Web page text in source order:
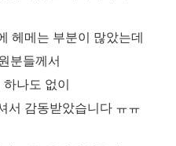
헤메는 부분이 많았는데
분들께서
나도 없이
서 감동받았습니다 ㅠㅠ